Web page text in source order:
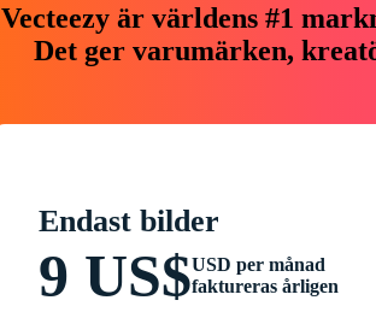
Vecteezy är världens #1
Det ger varumärken,
Endast bilder
9 US$USD per månad
faktureras årligen